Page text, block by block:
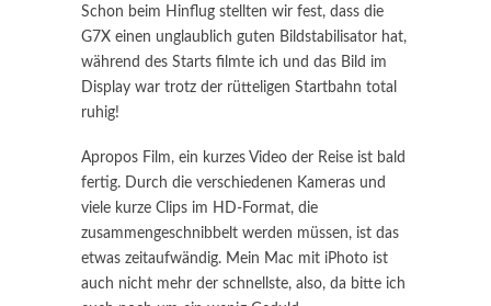
Schon beim Hinflug stellten wir fest, dass die
G7X einen unglaublich guten Bildstabilisator hat,
während des Starts filmte ich und das Bild im
Display war trotz der rütteligen Startbahn total
ruhig!
Apropos Film, ein kurzes Video der Reise ist bald
fertig. Durch die verschiedenen Kameras und
viele kurze Clips im HD-Format, die
zusammengeschnibbelt werden müssen, ist das
etwas zeitaufwändig. Mein Mac mit iPhoto ist
auch nicht mehr der schnellste, also, da bitte ich